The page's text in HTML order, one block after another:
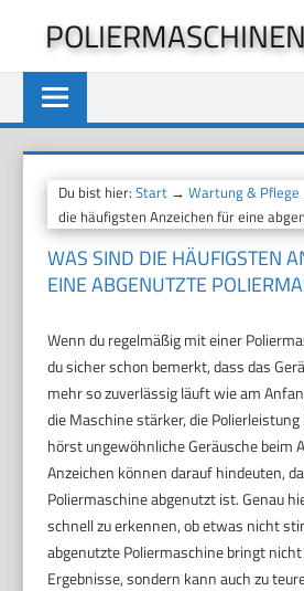
springen
Du bist hier:Start →Wartung & Pflege
die häufigsten Anzeichen für eine
WAS SIND DIE HÄUFIGSTEN
EINE ABGENUTZTE
Wenn du regelmäßig mit einer
du sicher schon bemerkt, dass das
mehr so zuverlässig läuft wie am
die Maschine stärker, die
hörst ungewöhnliche Geräusche beim
Anzeichen können darauf hindeuten,
Poliermaschine abgenutzt ist. Genau
schnell zu erkennen, ob etwas nicht
abgenutzte Poliermaschine bringt
Ergebnisse, sondern kann auch zu